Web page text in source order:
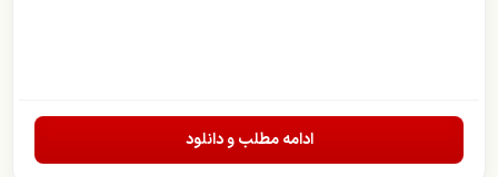
ادامه مطلب و دانلود